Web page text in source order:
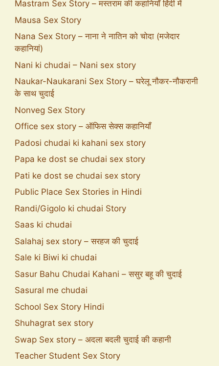
Mastram Sex Story – मस्तराम की कहानियाँ हिंदी में
Mausa Sex Story
Nana Sex Story – नाना ने नातिन को चोदा (मजेदार
कहानियां)
Nani ki chudai – Nani sex story
Naukar-Naukarani Sex Story – घरेलू नौकर-नौकरानी
के साथ चुदाई
Nonveg Sex Story
Office sex story – ऑफिस सेक्स कहानियाँ
Padosi chudai ki kahani sex story
Papa ke dost se chudai sex story
Pati ke dost se chudai sex story
Public Place Sex Stories in Hindi
Randi/Gigolo ki chudai Story
Saas ki chudai
Salahaj sex story – सरहज की चुदाई
Sale ki Biwi ki chudai
Sasur Bahu Chudai Kahani – ससुर बहू की चुदाई
Sasural me chudai
School Sex Story Hindi
Shuhagrat sex story
Swap Sex story – अदला बदली चुदाई की कहानी
Teacher Student Sex Story